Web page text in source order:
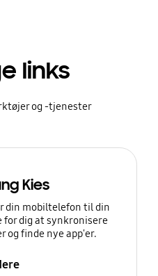
links
og -tjenester
Kies
din mobiltelefon til din
for dig at synkronisere
og finde nye app'er.